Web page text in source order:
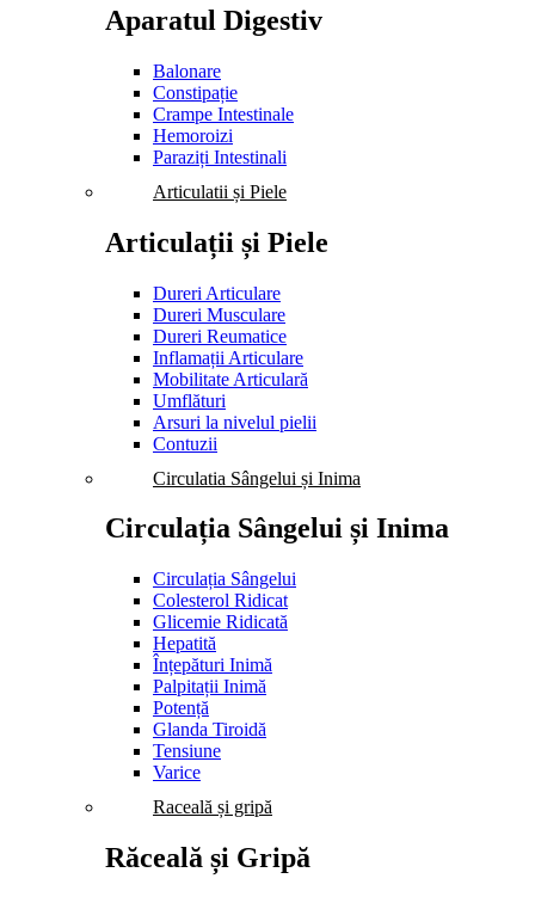
Aparatul Digestiv
Balonare
Constipație
Crampe Intestinale
Hemoroizi
Paraziți Intestinali
Articulatii și Piele
Articulații și Piele
Dureri Articulare
Dureri Musculare
Dureri Reumatice
Inflamații Articulare
Mobilitate Articulară
Umflături
Arsuri la nivelul pielii
Contuzii
Circulatia Sângelui și Inima
Circulația Sângelui și Inima
Circulația Sângelui
Colesterol Ridicat
Glicemie Ridicată
Hepatită
Înțepături Inimă
Palpitații Inimă
Potență
Glanda Tiroidă
Tensiune
Varice
Raceală și gripă
Răceală și Gripă